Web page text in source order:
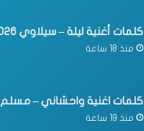
كلمات أغنية ليلة – سيلاوي 2026
منذ 18 ساعة
كلمات اغنية واحشاني – مسلم 2026
منذ 19 ساعة